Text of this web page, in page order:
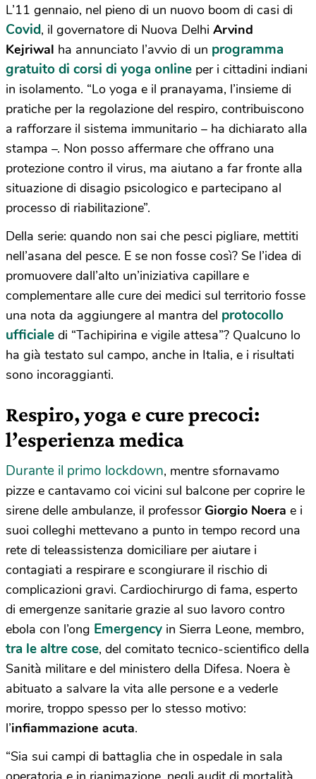
L’11 gennaio, nel pieno di un nuovo boom di casi di
Covid, il governatore di Nuova Delhi Arvind
Kejriwal ha annunciato l’avvio di un programma
gratuito di corsi di yoga online per i cittadini indiani
in isolamento. “Lo yoga e il pranayama, l’insieme di
pratiche per la regolazione del respiro, contribuiscono
a rafforzare il sistema immunitario – ha dichiarato alla
stampa –. Non posso affermare che offrano una
protezione contro il virus, ma aiutano a far fronte alla
situazione di disagio psicologico e partecipano al
processo di riabilitazione”.
Della serie: quando non sai che pesci pigliare, mettiti
nell’asana del pesce. E se non fosse così? Se l’idea di
promuovere dall’alto un’iniziativa capillare e
complementare alle cure dei medici sul territorio fosse
una nota da aggiungere al mantra del protocollo
ufficiale di “Tachipirina e vigile attesa”? Qualcuno lo
ha già testato sul campo, anche in Italia, e i risultati
sono incoraggianti.
Respiro, yoga e cure precoci:
l’esperienza medica
Durante il primo lockdown, mentre sfornavamo
pizze e cantavamo coi vicini sul balcone per coprire le
sirene delle ambulanze, il professor Giorgio Noera e i
suoi colleghi mettevano a punto in tempo record una
rete di teleassistenza domiciliare per aiutare i
contagiati a respirare e scongiurare il rischio di
complicazioni gravi. Cardiochirurgo di fama, esperto
di emergenze sanitarie grazie al suo lavoro contro
ebola con l’ong Emergency in Sierra Leone, membro,
tra le altre cose, del comitato tecnico-scientifico della
Sanità militare e del ministero della Difesa. Noera è
abituato a salvare la vita alle persone e a vederle
morire, troppo spesso per lo stesso motivo:
l’infiammazione acuta.
“Sia sui campi di battaglia che in ospedale in sala